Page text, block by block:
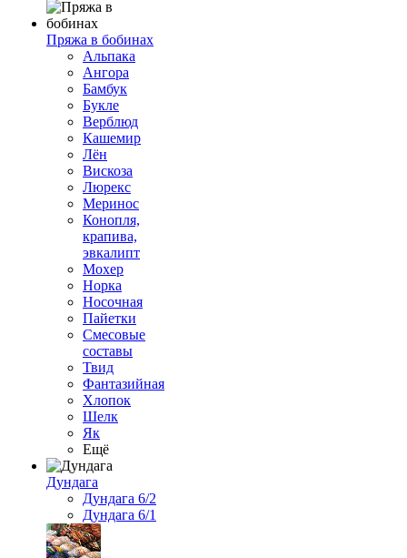
Пряжа в бобинах
Альпака
Ангора
Бамбук
Букле
Верблюд
Кашемир
Лён
Вискоза
Люрекс
Меринос
Конопля,
крапива,
эвкалипт
Мохер
Норка
Носочная
Пайетки
Смесовые
составы
Твид
Фантазийная
Хлопок
Шелк
Як
Ещё
Дундага
Дундага 6/2
Дундага 6/1